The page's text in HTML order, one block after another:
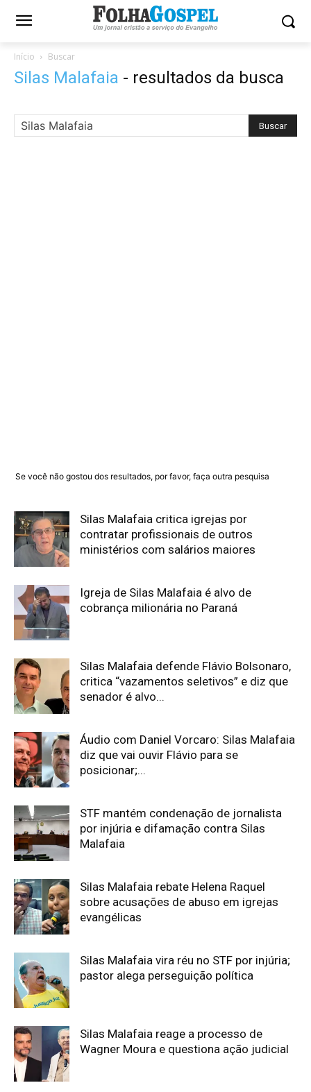
Início Buscar
Silas Malafaia - resultados da busca
Se você não gostou dos resultados, por favor, faça outra pesquisa
Silas Malafaia critica igrejas por
contratar profissionais de outros
ministérios com salários maiores
Igreja de Silas Malafaia é alvo de
cobrança milionária no Paraná
Silas Malafaia defende Flávio Bolsonaro,
critica “vazamentos seletivos” e diz que
senador é alvo...
Áudio com Daniel Vorcaro: Silas Malafaia
diz que vai ouvir Flávio para se
posicionar;...
STF mantém condenação de jornalista
por injúria e difamação contra Silas
Malafaia
Silas Malafaia rebate Helena Raquel
sobre acusações de abuso em igrejas
evangélicas
Silas Malafaia vira réu no STF por injúria;
pastor alega perseguição política
Silas Malafaia reage a processo de
Wagner Moura e questiona ação judicial